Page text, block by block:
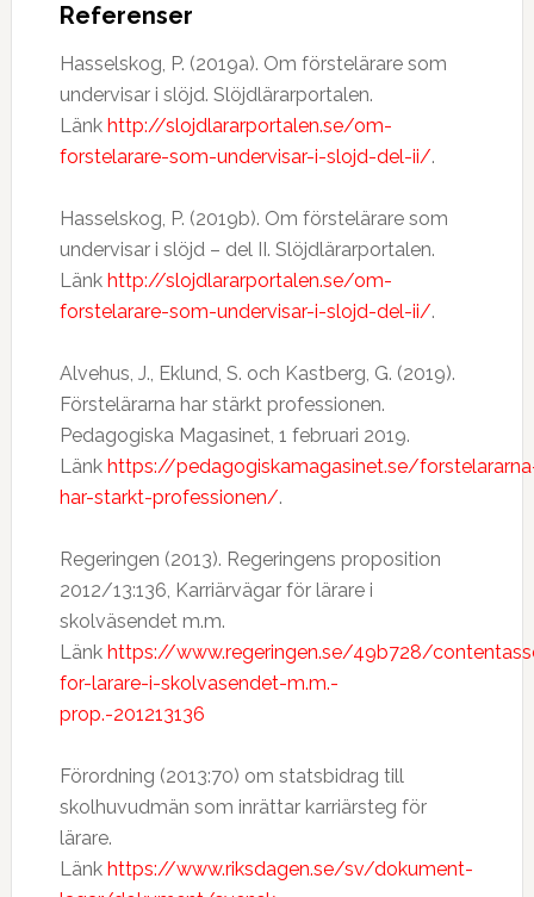
Referenser
Hasselskog, P. (2019a). Om förstelärare som
undervisar i slöjd. Slöjdlärarportalen.
Länk http://slojdlararportalen.se/om-
forstelarare-som-undervisar-i-slojd-del-ii/.
Hasselskog, P. (2019b). Om förstelärare som
undervisar i slöjd – del II. Slöjdlärarportalen.
Länk http://slojdlararportalen.se/om-
forstelarare-som-undervisar-i-slojd-del-ii/.
Alvehus, J., Eklund, S. och Kastberg, G. (2019).
Förstelärarna har stärkt professionen.
Pedagogiska Magasinet, 1 februari 2019.
Länk https://pedagogiskamagasinet.se/
har-starkt-professionen/.
Regeringen (2013). Regeringens proposition
2012/13:136, Karriärvägar för lärare i
skolväsendet m.m.
Länk https://www.regeringen.se/49b728/
for-larare-i-skolvasendet-m.m.-
prop.-201213136
Förordning (2013:70) om statsbidrag till
skolhuvudmän som inrättar karriärsteg för
lärare.
Länk https://www.riksdagen.se/sv/dokument-